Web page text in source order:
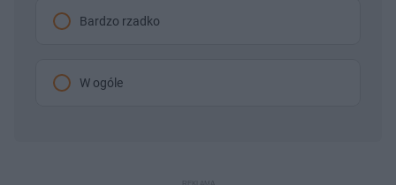
Bardzo rzadko
W ogóle